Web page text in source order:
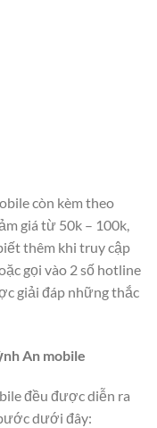
còn kèm theo
giá từ 50k – 100k,
thêm khi truy cập
gọi vào 2 số hotline
giải đáp những thắc
An mobile
đều được diễn ra
dưới đây: